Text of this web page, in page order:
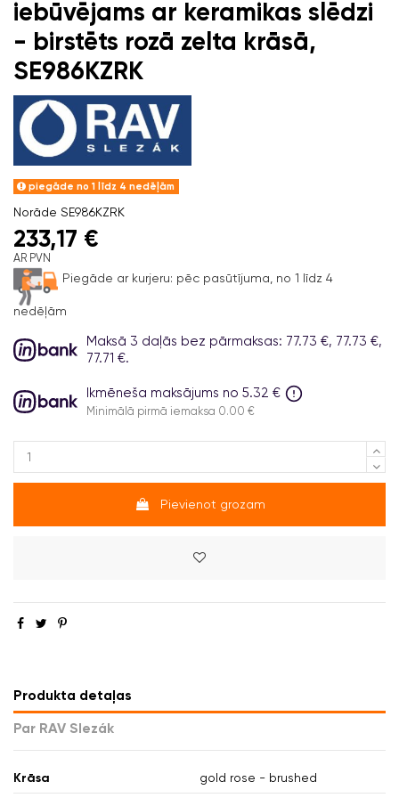
iebūvējams ar keramikas slēdzi
- birstēts rozā zelta krāsā,
SE986KZRK
piegāde no 1 līdz 4 nedēļām
Norāde SE986KZRK
233,17 €
AR PVN
Piegāde ar kurjeru: pēc pasūtījuma, no 1 līdz 4
nedēļām
Maksā 3 daļās bez pārmaksas: 77.73 €, 77.73 €,
77.71 €.
Ikmēneša maksājums no 5.32 €
Minimālā pirmā iemaksa 0.00 €
Pievienot grozam
Produkta detaļas
Par RAV Slezák
Krāsa gold rose - brushed